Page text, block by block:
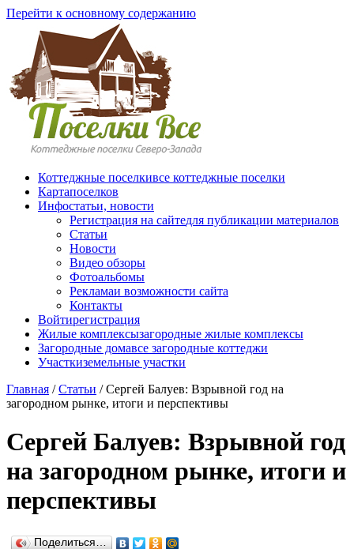
Перейти к основному содержанию
Коттеджные поселкивсе коттеджные поселки
Картапоселков
Инфостатьи, новости
Регистрация на сайтедля публикации материалов
Статьи
Новости
Видео обзоры
Фотоальбомы
Рекламаи возможности сайта
Контакты
Войтирегистрация
Жилые комплексызагородные жилые комплексы
Загородные домавсе загородные коттеджи
Участкиземельные участки
Главная / Статьи /Сергей Балуев: Взрывной год на
загородном рынке, итоги и перспективы
Сергей Балуев: Взрывной год
на загородном рынке, итоги и
перспективы
Поделиться…